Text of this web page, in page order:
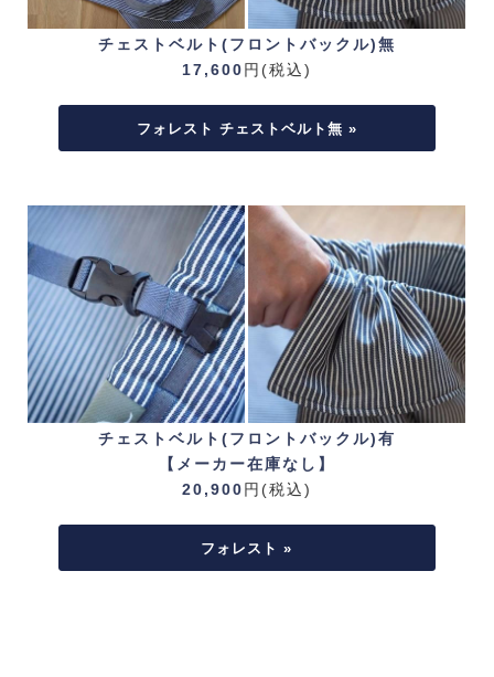
チェストベルト(フロントバックル)無
17,600円(税込)
フォレスト チェストベルト無 »
チェストベルト(フロントバックル)有
【メーカー在庫なし】
20,900円(税込)
フォレスト »